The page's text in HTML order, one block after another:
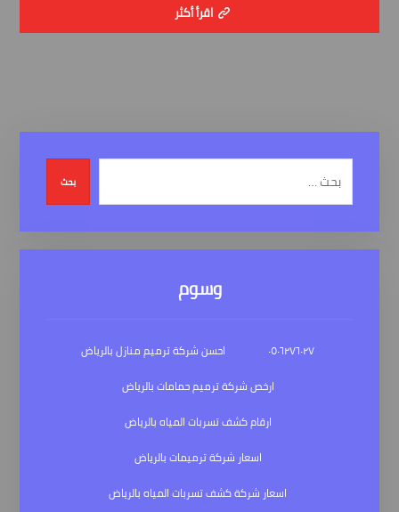
اقرأ أكثر
بحث
وسوم
٠٥٠٦٢٧٦٠٢٧
احسن شركة ترميم منازل بالرياض
ارخص شركة ترميم حمامات بالرياض
ارقام كشف تسربات المياه بالرياض
اسعار شركة ترميمات بالرياض
اسعار شركة كشف تسربات المياه بالرياض